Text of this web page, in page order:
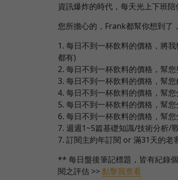
資訊爆炸的時代，每天光上下班陪
您所擔心的，Frank都幫你想到了
1. 每日不到一杯飲料的價格，將
都有)
2. 每日不到一杯飲料的價格，幫您
3. 每日不到一杯飲料的價格，幫
4. 每日不到一杯飲料的價格，幫
5. 每日不到一杯飲料的價格，幫您
6. 每日不到一杯飲料的價格，幫您
7. 週週1~5篇基礎知識/技術分析/
7. 訂閱主約年訂閱 or 滿31天的老
** 每日盤後筆記標題，皆有紀錄
閱之評估 >>點擊我查看